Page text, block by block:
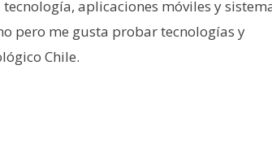
aplicaciones móviles y
pero me gusta probar tecnologías y
Chile.